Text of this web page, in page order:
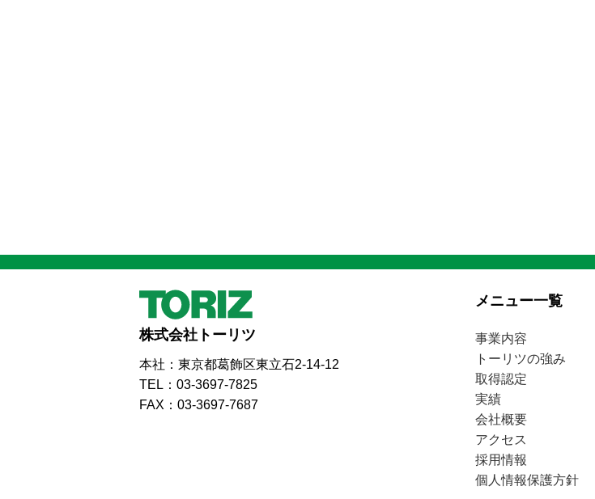
株式会社トーリツ
本社：東京都葛飾区東立石2-14-12
TEL：03-3697-7825
FAX：03-3697-7687
メニュー一覧
事業内容
トーリツの強み
取得認定
実績
会社概要
アクセス
採用情報
個人情報保護方針